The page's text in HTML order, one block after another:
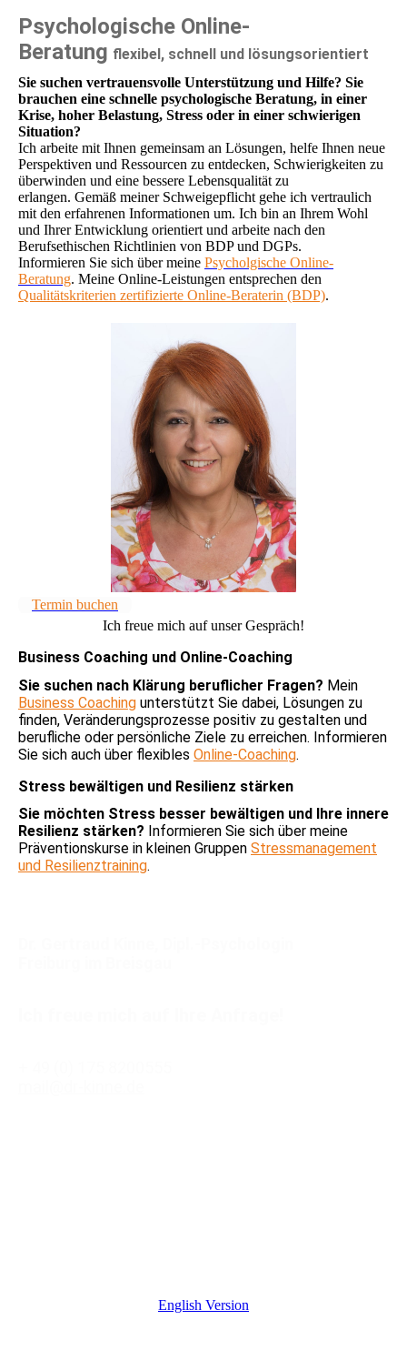
Psychologische Online-
Beratung flexibel, schnell und lösungsorientiert
Sie suchen vertrauensvolle Unterstützung und Hilfe? Sie
brauchen eine schnelle psychologische Beratung, in einer
Krise, hoher Belastung, Stress oder in einer schwierigen
Situation?
Ich arbeite mit Ihnen gemeinsam an Lösungen, helfe Ihnen neue
Perspektiven und Ressourcen zu entdecken, Schwierigkeiten zu
überwinden und eine bessere Lebensqualität zu
erlangen. Gemäß meiner Schweigepflicht gehe ich vertraulich
mit den erfahrenen Informationen um. Ich bin an Ihrem Wohl
und Ihrer Entwicklung orientiert und arbeite nach den
Berufsethischen Richtlinien von BDP und DGPs.
Informieren Sie sich über meine Psycholgische Online-
Beratung. Meine Online-Leistungen entsprechen den
Qualitätskriterien zertifizierte Online-Beraterin (BDP).
Termin buchen
Ich freue mich auf unser Gespräch!
Business Coaching und Online-Coaching
Sie suchen nach Klärung beruflicher Fragen? Mein
Business Coaching unterstützt Sie dabei, Lösungen zu
finden, Veränderungsprozesse positiv zu gestalten und
berufliche oder persönliche Ziele zu erreichen. Informieren
Sie sich auch über flexibles Online-Coaching.
Stress bewältigen und Resilienz stärken
Sie möchten Stress besser bewältigen und Ihre innere
Resilienz stärken? Informieren Sie sich über meine
Präventionskurse in kleinen Gruppen Stressmanagement
und Resilienztraining.
English Version